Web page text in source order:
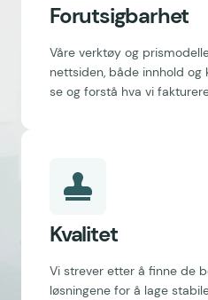
Forutsigbarhet
Våre verktøy og
nettsiden, både innhold og
se og forstå hva vi
Kvalitet
Vi strever etter å finne de
løsningene for å lage